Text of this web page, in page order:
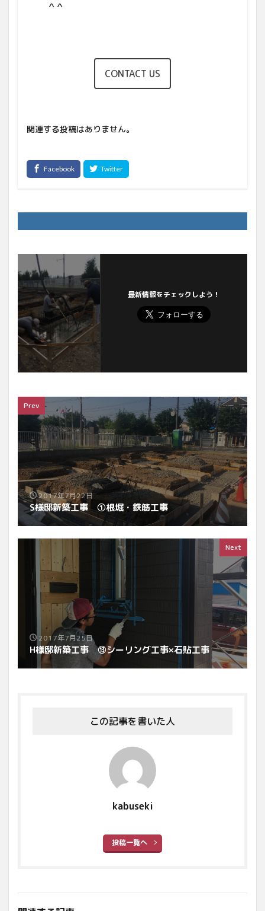
＾＾
CONTACT US
関連する投稿はありません。
最新情報をチェックしよう！
Prev
2017年7月22日
S様邸新築工事 ①根堀・鉄筋工事
Next
2017年7月25日
H様邸新築工事 ⑬シーリング工事×石貼工事
この記事を書いた人
kabuseki
投稿一覧へ